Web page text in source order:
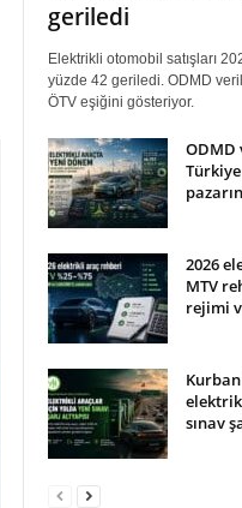
geriledi
Elektrikli otomobil satışları
yüzde 42 geriledi. ODMD
ÖTV eşiğini gösteriyor.
ODMD
2026
MTV
rejimi
sınav